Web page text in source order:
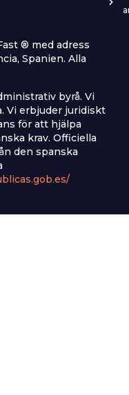
® med adress
Spanien. Alla
byrå. Vi
Vi erbjuder juridiskt
för att hjälpa
krav. Officiella
den spanska